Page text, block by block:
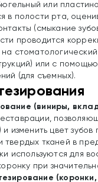
или
в полости рта,
(смыкание
проводится
или с
(для съемных).
(виниры,
изменить цвет зубов
твердых тканей в
используются для
при